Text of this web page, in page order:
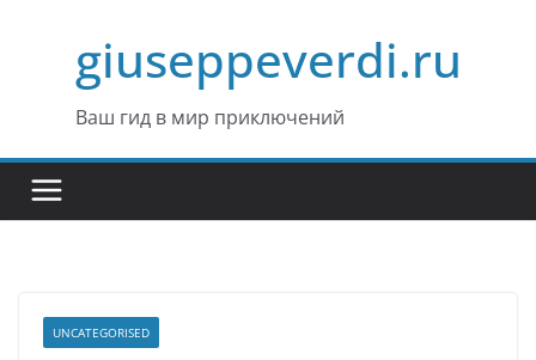
содержимомуgiuseppeverdi.ru
Ваш гид в мир приключений
UNCATEGORISED